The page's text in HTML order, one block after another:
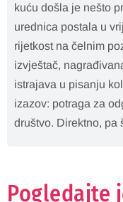
kuću došla je nešto
urednica postala u
rijetkost na čelnim
izvještač,
istrajava u pisanju
izazov: potraga za
društvo. Direktno, pa
Pogledajte